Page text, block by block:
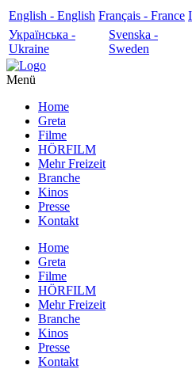
English - English Français - France
Українська -
Ukraine
Svenska -
Sweden
Menü
Home
Greta
Filme
HÖRFILM
Mehr Freizeit
Branche
Kinos
Presse
Kontakt
Home
Greta
Filme
HÖRFILM
Mehr Freizeit
Branche
Kinos
Presse
Kontakt